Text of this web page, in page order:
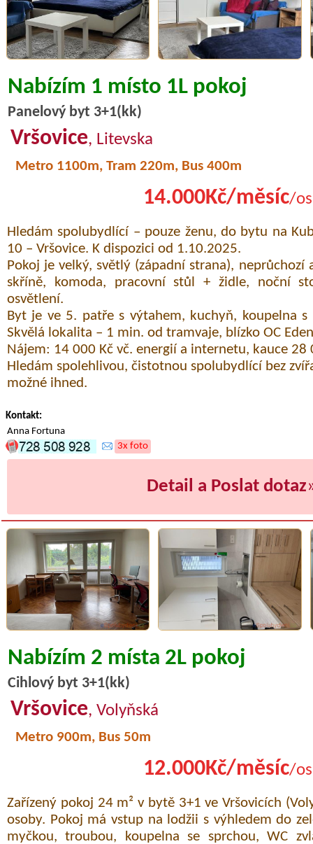
Nabízím 1 místo 1L pokoj
Panelový byt 3+1(kk)
Vršovice, Litevska
Metro 1100m, Tram 220m, Bus 400m
14.000Kč/měsíc/
Hledám spolubydlící – pouze ženu, do bytu na
10 – Vršovice. K dispozici od 1.10.2025.
Pokoj je velký, světlý (západní strana), neprůchozí
skříně, komoda, pracovní stůl + židle, noční
osvětlení.
Byt je ve 5. patře s výtahem, kuchyň, koupelna s
Skvělá lokalita – 1 min. od tramvaje, blízko OC
Nájem: 14 000 Kč vč. energií a internetu, kauce 28
Hledám spolehlivou, čistotnou spolubydlící bez
možné ihned.
Kontakt:
Anna Fortuna
3x foto
Detail a Poslat dotaz
Nabízím 2 místa 2L pokoj
Cihlový byt 3+1(kk)
Vršovice, Volyňská
Metro 900m, Bus 50m
12.000Kč/měsíc/
Zařízený pokoj 24 m² v bytě 3+1 ve Vršovicích
osoby. Pokoj má vstup na lodžii s výhledem do
myčkou, troubou, koupelna se sprchou, WC